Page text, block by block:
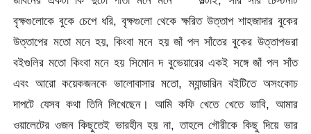
বৃক্ষগুলোকে বুকে চেপে ধরি, বৃক্ষগুলো থেকে ক্ষরিত উত্তাপ শাহজাদার বুকের
উত্তাপের মতো মনে হয়, কিংবা মনে হয় জাঁ পল সাঁতের বুকের উত্তাপভরা
বইগুলির মতো কিংবা মনে হয় সিমোন দ বুভেয়ারের একই সঙ্গে জাঁ পল সাঁত
এবং আরো কয়েকজনকে ভালোবাসার মতো, ম্যান্ডারিন বইটিতে অসংকোচ
দাপটে যেসব কথা তিনি লিখেছেন। আমি কফি খেতে খেতে ভাবি, আমার
ওয়ালেটের ওজন কিছুতেই ভারহীন হয় না, তাহলে গৌরীকে কিছু দিয়ে ভার